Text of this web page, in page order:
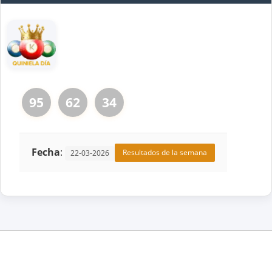
95 62 34
Fecha: 22-03-2026 Resultados de la semana